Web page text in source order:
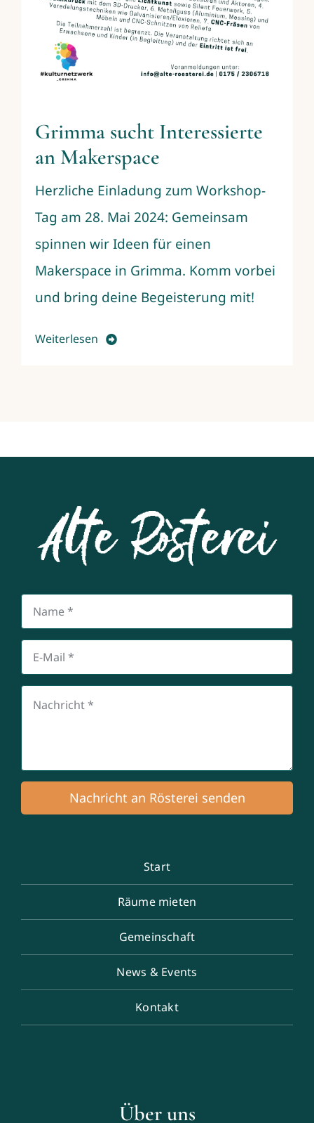
Grimma sucht Interessierte
an Makerspace
Herzliche Einladung zum Workshop-
Tag am 28. Mai 2024: Gemeinsam
spinnen wir Ideen für einen
Makerspace in Grimma. Komm vorbei
und bring deine Begeisterung mit!
Weiterlesen
Nachricht an Rösterei senden
Start
Räume mieten
Gemeinschaft
News & Events
Kontakt
Über uns